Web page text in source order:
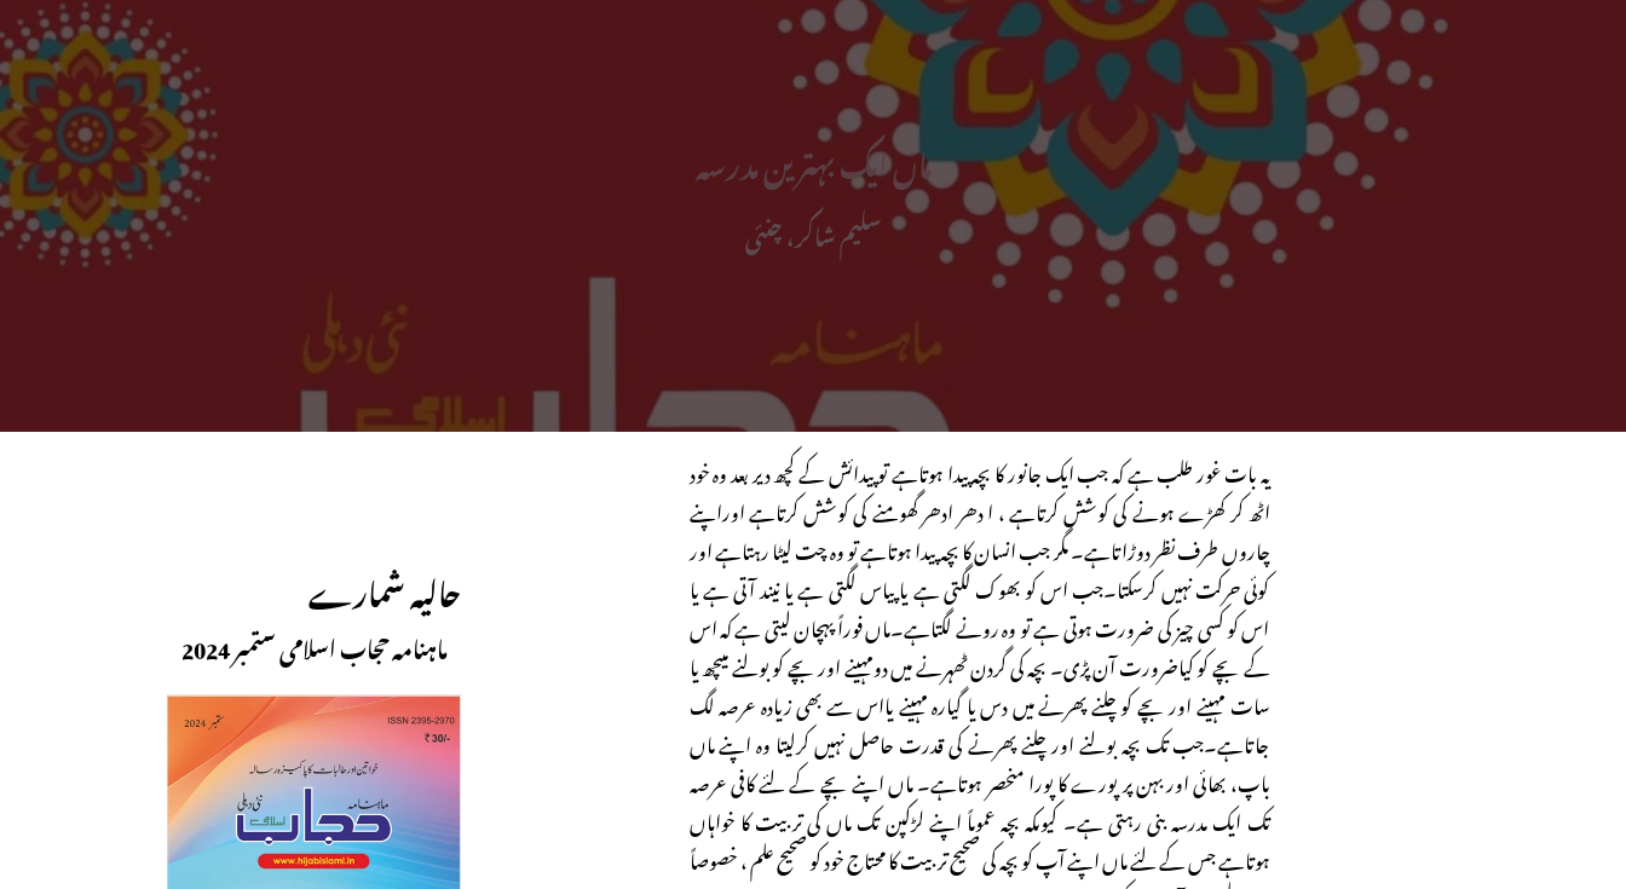
ماں ایک بہترین مدرسہ
سلیم شاکر، چنئی
یہ بات غور طلب ہے کہ جب ایک جانور کا بچہ پیدا ہوتاہے تو پیدائش کے کچھ دیر بعد وہ خود
اٹھ کر کھڑے ہونے کی کوشش کرتاہے ، ا دھر ادھر گھومنے کی کوشش کرتاہے اوراپنے
چاروں طرف نظر دوڑاتاہے۔ مگر جب انسان کا بچہ پیدا ہوتاہے تو وہ چت لیٹا رہتاہے اور
کوئی حرکت نہیں کرسکتا۔جب اس کو بھوک لگتی ہے یا پیاس لگتی ہے یا نیند آتی ہے یا
اس کو کسی چیز کی ضرورت ہوتی ہے تو وہ رونے لگتاہے۔ماں فوراً پہچان لیتی ہے کہ اس
کے بچے کو کیاضرورت آن پڑی۔ بچہ کی گردن ٹھہرنے میں دومہینے اور بچے کو بولنے میںچھ یا
سات مہینے اور بچے کو چلنے پھرنے میں دس یا گیارہ مہینے یااس سے بھی زیادہ عرصہ لگ
جاتاہے۔جب تک بچہ بولنے اور چلنے پھرنے کی قدرت حاصل نہیں کرلیتا وہ اپنے ماں
باپ، بھائی اور بہن پر پورے کا پورا منحصر ہوتاہے۔ ماں اپنے بچے کے لئے کافی عرصہ
تک ایک مدرسہ بنی رہتی ہے۔ کیوںکہ بچہ عموماً اپنے لڑکپن تک ماں کی تربیت کا خواہاں
ہوتاہے جس کے لئے ماں اپنے آپ کو بچہ کی صحیح تربیت کا محتاج خود کو صحیح علم ، خصوصاً
حالیہ شمارے
ماہنامہ حجاب اسلامی ستمبر 2024